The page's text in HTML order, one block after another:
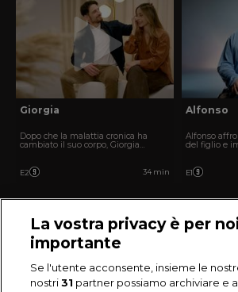
Giorgia
Dopo che la malattia cronica ha
cambiato il suo corpo, Giorgia
E2 34 min
Alfonso
Alfonso
del figlio e
E1
La vostra privacy è per
importante
Se l'utente acconsente, insieme le
nostri31 partner possiamo archiviare e